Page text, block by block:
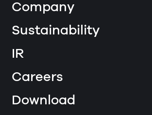
Company
Sustainability
IR
Careers
Download